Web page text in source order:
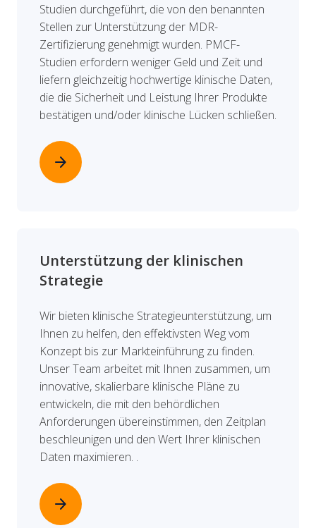
Studien durchgeführt, die von den benannten
Stellen zur Unterstützung der MDR-
Zertifizierung genehmigt wurden. PMCF-
Studien erfordern weniger Geld und Zeit und
liefern gleichzeitig hochwertige klinische Daten,
die die Sicherheit und Leistung Ihrer Produkte
bestätigen und/oder klinische Lücken schließen.
arrow_forward
Unterstützung der klinischen
Strategie
Wir bieten klinische Strategieunterstützung, um
Ihnen zu helfen, den effektivsten Weg vom
Konzept bis zur Markteinführung zu finden.
Unser Team arbeitet mit Ihnen zusammen, um
innovative, skalierbare klinische Pläne zu
entwickeln, die mit den behördlichen
Anforderungen übereinstimmen, den Zeitplan
beschleunigen und den Wert Ihrer klinischen
Daten maximieren. .
arrow_forward